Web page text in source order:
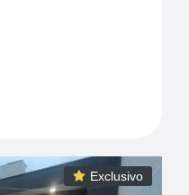
Exclusivo